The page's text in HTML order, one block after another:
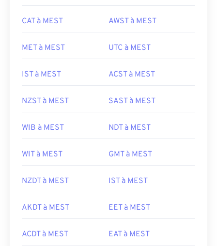
CAT à MEST AWST à MEST
MET à MEST UTC à MEST
IST à MEST ACST à MEST
NZST à MEST SAST à MEST
WIB à MEST NDT à MEST
WIT à MEST GMT à MEST
NZDT à MEST IST à MEST
AKDT à MEST EET à MEST
ACDT à MEST EAT à MEST